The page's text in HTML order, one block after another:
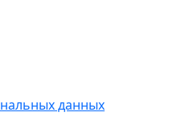
данных